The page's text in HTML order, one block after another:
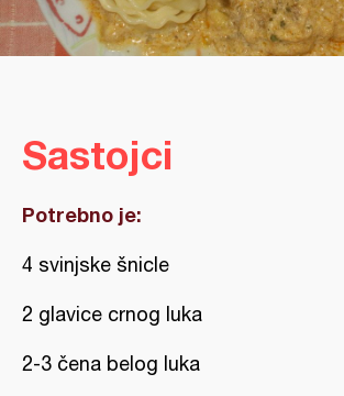
Sastojci
Potrebno je:
4 svinjske šnicle
2 glavice crnog luka
2-3 čena belog luka